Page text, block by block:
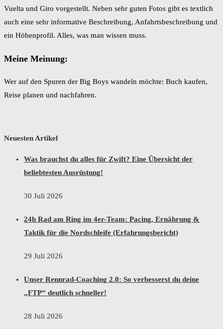
Vuelta und Giro vorgestellt. Neben sehr guten Fotos gibt es textlich
auch eine sehr informative Beschreibung, Anfahrtsbeschreibung und
ein Höhenprofil. Alles, was man wissen muss.
Meine Meinung:
Wer auf den Spuren der Big Boys wandeln möchte: Buch kaufen,
Reise planen und nachfahren.
Neuesten Artikel
Was brauchst du alles für Zwift? Eine Übersicht der
beliebtesten Ausrüstung!
30 Juli 2026
24h Rad am Ring im 4er-Team: Pacing, Ernährung &
Taktik für die Nordschleife (Erfahrungsbericht)
29 Juli 2026
Unser Rennrad-Coaching 2.0: So verbesserst du deine
„FTP“ deutlich schneller!
28 Juli 2026